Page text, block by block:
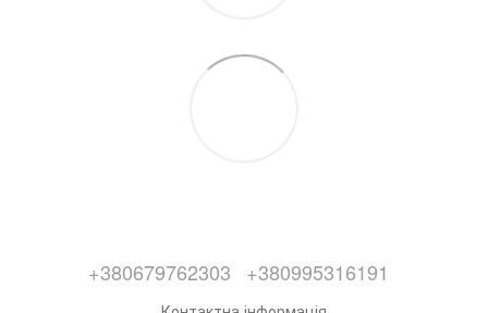
+380679762303 +380995316191